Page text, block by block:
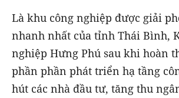
Là khu công nghiệp được giải
nhanh nhất của tỉnh Thái Bình,
nghiệp Hưng Phú sau khi hoàn
phần phần phát triển hạ tầng
hút các nhà đầu tư, tăng thu